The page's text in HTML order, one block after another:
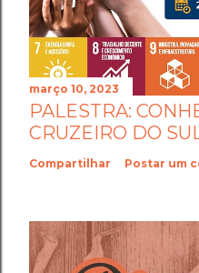
março 10, 2023
PALESTRA:
CRUZEIRO DO
Compartilhar Postar um